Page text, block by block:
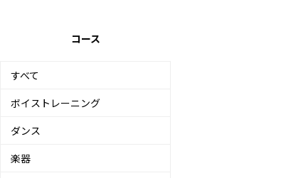
コース
すべて
ボイストレーニング
ダンス
楽器